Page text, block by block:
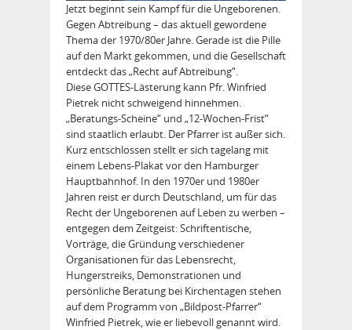
Jetzt beginnt sein Kampf für die Ungeborenen.
Gegen Abtreibung – das aktuell gewordene
Thema der 1970/80er Jahre. Gerade ist die Pille
auf den Markt gekommen, und die Gesellschaft
entdeckt das „Recht auf Abtreibung“.
Diese GOTTES-Lästerung kann Pfr. Winfried
Pietrek nicht schweigend hinnehmen.
„Beratungs-Scheine“ und „12-Wochen-Frist“
sind staatlich erlaubt. Der Pfarrer ist außer sich.
Kurz entschlossen stellt er sich tagelang mit
einem Lebens-Plakat vor den Hamburger
Hauptbahnhof. In den 1970er und 1980er
Jahren reist er durch Deutschland, um für das
Recht der Ungeborenen auf Leben zu werben –
entgegen dem Zeitgeist: Schriftentische,
Vorträge, die Gründung verschiedener
Organisationen für das Lebensrecht,
Hungerstreiks, Demonstrationen und
persönliche Beratung bei Kirchentagen stehen
auf dem Programm von „Bildpost-Pfarrer“
Winfried Pietrek, wie er liebevoll genannt wird.